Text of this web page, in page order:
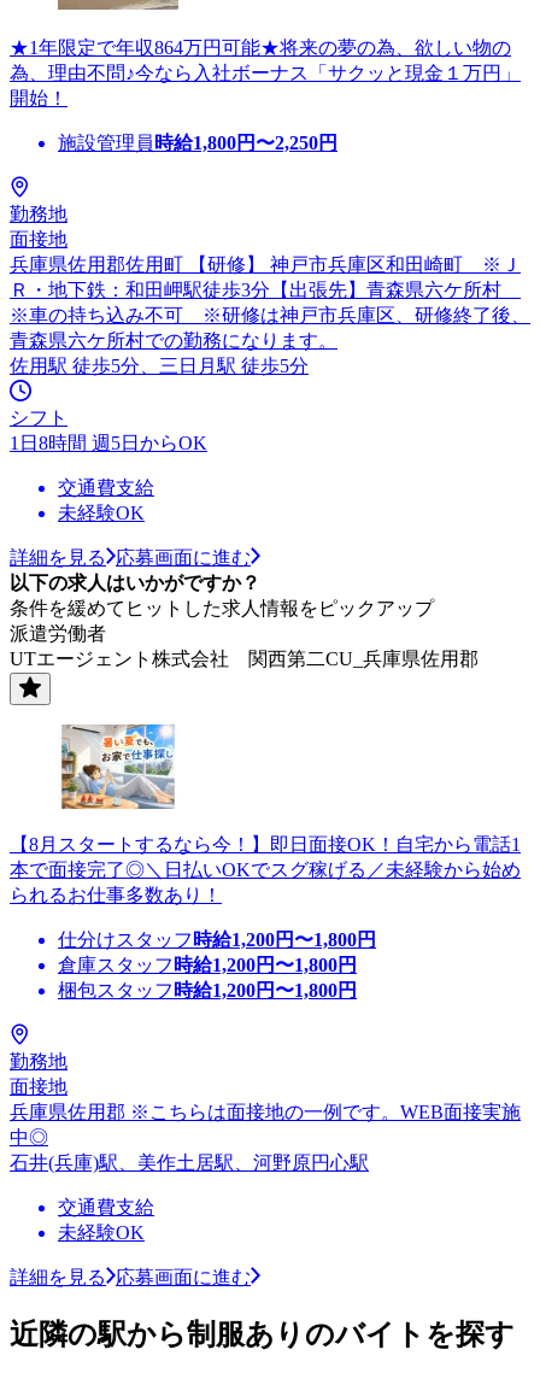
★1年限定で年収864万円可能★将来の夢の為、欲しい物の
為、理由不問♪今なら入社ボーナス「サクッと現金１万円」
開始！
施設管理員 時給1,800円〜2,250円
勤務地
面接地
兵庫県佐用郡佐用町 【研修】 神戸市兵庫区和田崎町 ※Ｊ
Ｒ・地下鉄：和田岬駅徒歩3分【出張先】青森県六ケ所村
※車の持ち込み不可 ※研修は神戸市兵庫区、研修終了後、
青森県六ケ所村での勤務になります。
佐用駅 徒歩5分、三日月駅 徒歩5分
シフト
1日8時間 週5日からOK
交通費支給
未経験OK
詳細を見る
応募画面に進む
以下の求人はいかがですか？
条件を緩めてヒットした求人情報をピックアップ
派遣労働者
UTエージェント株式会社 関西第二CU_兵庫県佐用郡
【8月スタートするなら今！】即日面接OK！自宅から電話1
本で面接完了◎＼日払いOKでスグ稼げる／未経験から始め
られるお仕事多数あり！
仕分けスタッフ 時給1,200円〜1,800円
倉庫スタッフ 時給1,200円〜1,800円
梱包スタッフ 時給1,200円〜1,800円
勤務地
面接地
兵庫県佐用郡 ※こちらは面接地の一例です。WEB面接実施
中◎
石井(兵庫)駅、美作土居駅、河野原円心駅
交通費支給
未経験OK
詳細を見る 応募画面に進む
近隣の駅から制服ありのバイトを探す